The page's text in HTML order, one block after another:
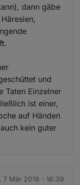
dann gäbe
und
Taten Einzelner
ist einer,
auf Händen
kein guter
7 Mär 2016 - 16:39